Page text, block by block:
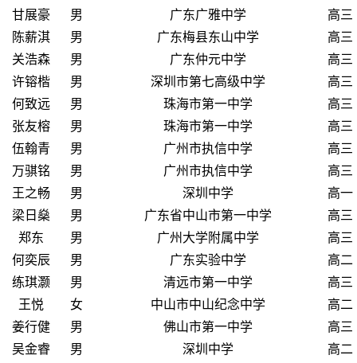
甘展豪
男 广东广雅中学
高三
陈薪淇
男 广东梅县东山中学
高三
关浩森
男 广东仲元中学
高三
许镕楷
男 深圳市第七高级中学
高三
何致远
男 珠海市第一中学
高三
张友榕
男 珠海市第一中学
高三
伍翰青
男 广州市执信中学
高三
万骐铭
男 广州市执信中学
高三
王之畅
男 深圳中学
高一
梁日燊
男 广东省中山市第一中学
高三
郑东
男 广州大学附属中学
高三
何奕辰
男 广东实验中学
高二
练琪灏
男 清远市第一中学
高三
王悦
女 中山市中山纪念中学
高二
姜行健
男 佛山市第一中学
高三
吴金睿
男 深圳中学
高二